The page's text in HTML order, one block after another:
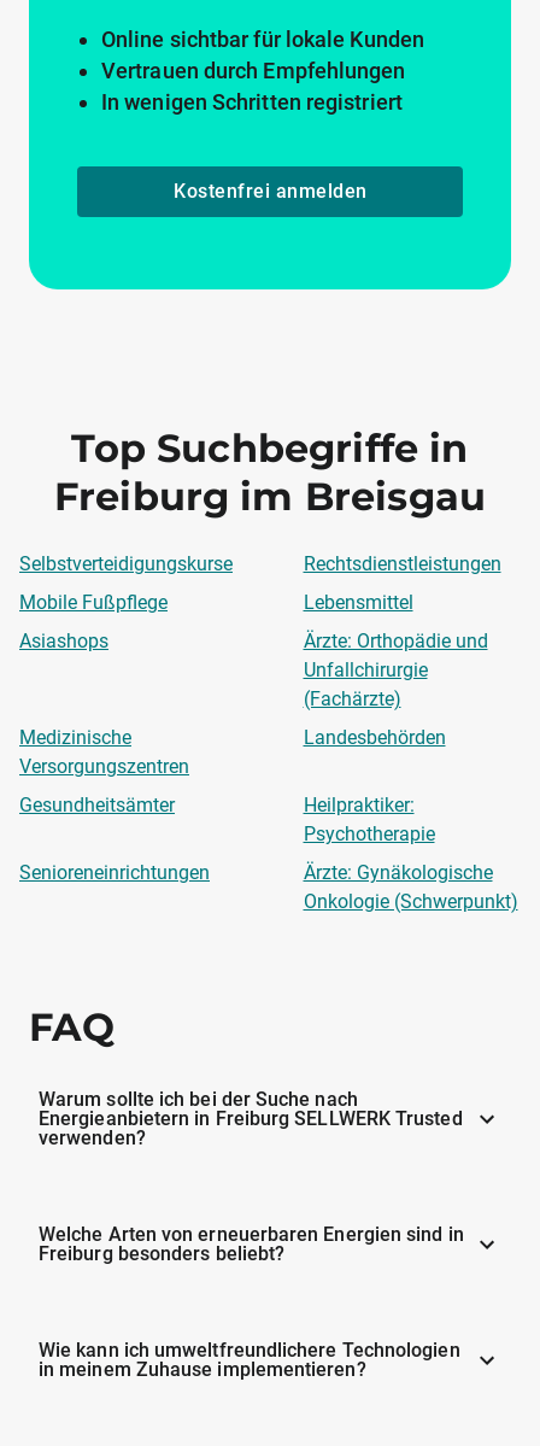
Online sichtbar für lokale Kunden
Vertrauen durch Empfehlungen
In wenigen Schritten registriert
Kostenfrei anmelden
Top Suchbegriffe in
Freiburg im Breisgau
Selbstverteidigungskurse
Rechtsdienstleistungen
Mobile Fußpflege
Lebensmittel
Asiashops
Ärzte: Orthopädie und
Unfallchirurgie
(Fachärzte)
Medizinische
Versorgungszentren
Landesbehörden
Gesundheitsämter
Heilpraktiker:
Psychotherapie
Senioreneinrichtungen
Ärzte: Gynäkologische
Onkologie (Schwerpunkt)
FAQ
Warum sollte ich bei der Suche nach
Energieanbietern in Freiburg SELLWERK Trusted
verwenden?
Welche Arten von erneuerbaren Energien sind in
Freiburg besonders beliebt?
Wie kann ich umweltfreundlichere Technologien
in meinem Zuhause implementieren?